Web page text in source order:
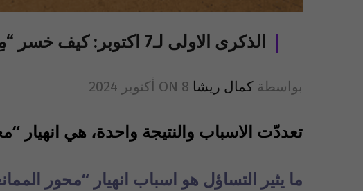
الذكرى الاولى لـ7 اكتوبر: كيف خسر “مِحور الممانعة”؟
بواسطة كمال ريشا ON 8 أكتوبر 2024
تعددّت الاسباب والنتيجة واحدة، هي انهيار